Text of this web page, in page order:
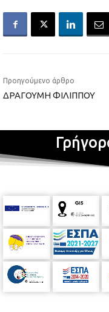
Προηγούμενο άρθρο
ΔΡΑΓΟΥΜΗ ΦΙΛΙΠΠΟΥ